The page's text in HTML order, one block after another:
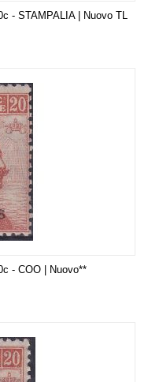
- STAMPALIA | Nuovo TL
- COO | Nuovo**